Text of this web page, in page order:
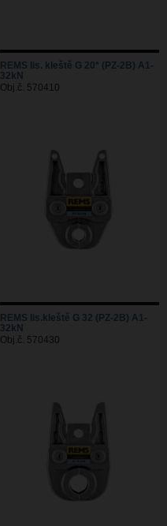
REMS lis. kleště G 20* (PZ-2B) A1-
32kN
Obj.č. 570410
REMS lis.kleště G 32 (PZ-2B) A1-
32kN
Obj.č. 570430